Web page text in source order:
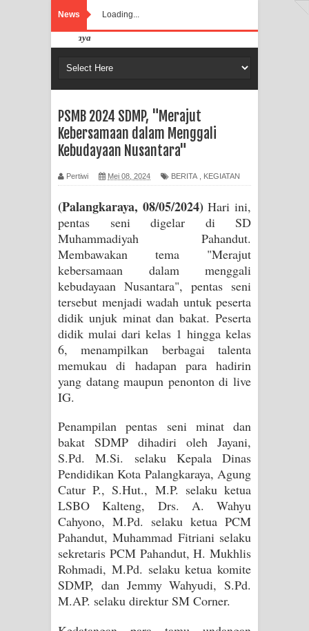
News Loading...
PSMB 2024 SDMP, "Merajut
Kebersamaan dalam Menggali
Kebudayaan Nusantara"
Pertiwi Mei 08, 2024 BERITA KEGIATAN
(Palangkaraya, 08/05/2024) Hari ini,
pentas seni digelar di SD
Muhammadiyah Pahandut.
Membawakan tema "Merajut
kebersamaan dalam menggali
kebudayaan Nusantara", pentas seni
tersebut menjadi wadah untuk peserta
didik unjuk minat dan bakat. Peserta
didik mulai dari kelas 1 hingga kelas
6, menampilkan berbagai talenta
memukau di hadapan para hadirin
yang datang maupun penonton di live
IG.
Penampilan pentas seni minat dan
bakat SDMP dihadiri oleh Jayani,
S.Pd. M.Si. selaku Kepala Dinas
Pendidikan Kota Palangkaraya, Agung
Catur P., S.Hut., M.P. selaku ketua
LSBO Kalteng, Drs. A. Wahyu
Cahyono, M.Pd. selaku ketua PCM
Pahandut, Muhammad Fitriani selaku
sekretaris PCM Pahandut, H. Mukhlis
Rohmadi, M.Pd. selaku ketua komite
SDMP, dan Jemmy Wahyudi, S.Pd.
M.AP. selaku direktur SM Corner.